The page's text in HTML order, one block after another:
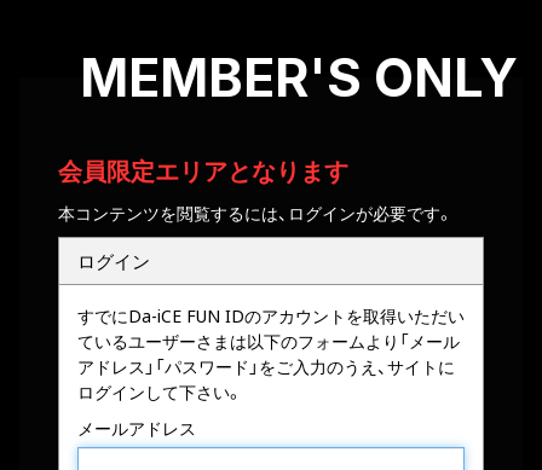
MEMBER'S ONLY
会員限定エリアとなります
本コンテンツを閲覧するには、ログインが必要です。
ログイン
すでにDa-iCE FUN IDのアカウントを取得いただい
ているユーザーさまは以下のフォームより「メール
アドレス」「パスワード」をご入力のうえ、サイトに
ログインして下さい。
メールアドレス